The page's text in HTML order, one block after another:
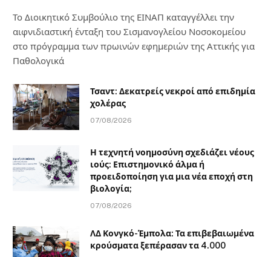
Το Διοικητικό Συμβούλιο της ΕΙΝΑΠ καταγγέλλει την
αιφνιδιαστική ένταξη του Σισμανογλείου Νοσοκομείου
στο πρόγραμμα των πρωινών εφημεριών της Αττικής για
Παθολογικά
Τσαντ: Δεκατρείς νεκροί από επιδημία
χολέρας
07/08/2026
Η τεχνητή νοημοσύνη σχεδιάζει νέους
ιούς: Επιστημονικό άλμα ή
προειδοποίηση για μια νέα εποχή στη
βιολογία;
07/08/2026
ΛΔ Κονγκό-Έμπολα: Τα επιβεβαιωμένα
κρούσματα ξεπέρασαν τα 4.000